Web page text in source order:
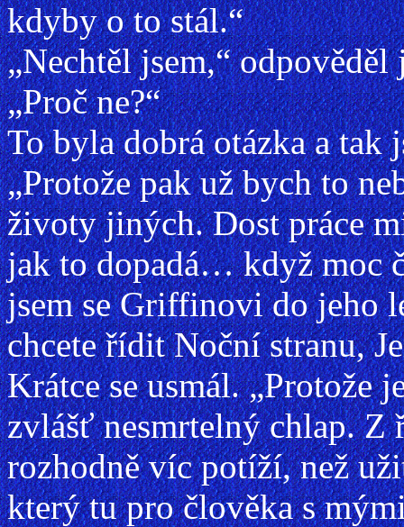
kdyby o to stál.“
„Nechtěl jsem,“ odpověděl
„Proč ne?“
To byla dobrá otázka a tak
„Protože pak už bych to
životy jiných. Dost práce
jak to dopadá… když moc
jsem se Griffinovi do jeho
chcete řídit Noční stranu,
Krátce se usmál. „Protože
zvlášť nesmrtelný chlap. Z
rozhodně víc potíží, než
který tu pro člověka s